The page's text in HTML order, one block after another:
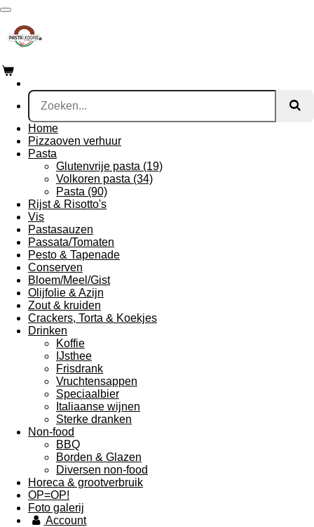
Ga
direct
naar
Home
Pizzaoven verhuur
Pasta
Glutenvrije pasta (19)
Volkoren pasta (34)
Pasta (90)
Rijst & Risotto's
Vis
Pastasauzen
Passata/Tomaten
Pesto & Tapenade
Conserven
Bloem/Meel/Gist
Olijfolie & Azijn
Zout & kruiden
Crackers, Torta & Koekjes
Drinken
Koffie
IJsthee
Frisdrank
Vruchtensappen
Speciaalbier
Italiaanse wijnen
Sterke dranken
Non-food
BBQ
Borden & Glazen
Diversen non-food
Horeca & grootverbruik
OP=OP!
Foto galerij
Account